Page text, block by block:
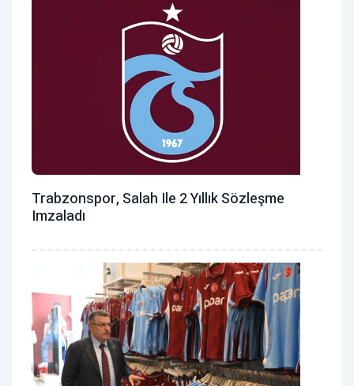
Trabzonspor, Salah Ile 2 Yıllık Sözleşme
Imzaladı